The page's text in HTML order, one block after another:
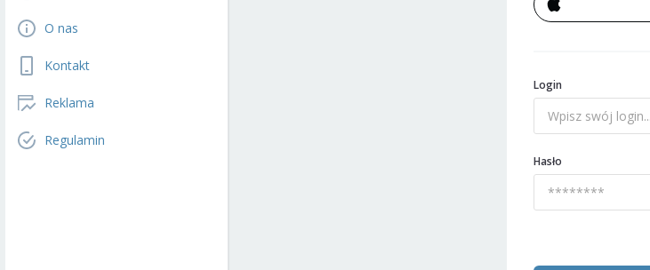
O nas
Kontakt
Reklama
Regulamin
Login
Hasło